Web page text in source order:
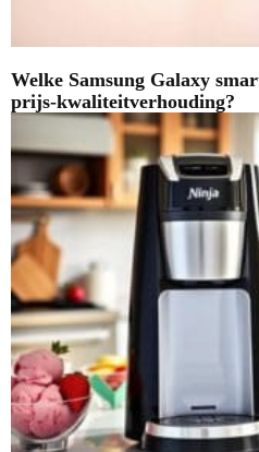
Welke Samsung Galaxy
prijs-kwaliteitverhouding?